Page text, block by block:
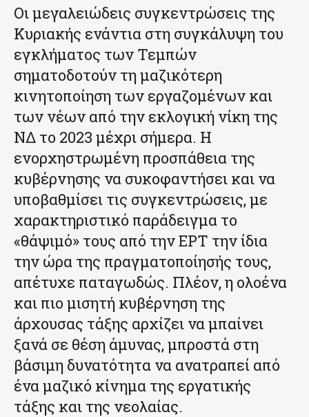
Οι μεγαλειώδεις συγκεντρώσεις της
Κυριακής ενάντια στη συγκάλυψη του
εγκλήματος των Τεμπών
σηματοδοτούν τη μαζικότερη
κινητοποίηση των εργαζομένων και
των νέων από την εκλογική νίκη της
ΝΔ το 2023 μέχρι σήμερα. Η
ενορχηστρωμένη προσπάθεια της
κυβέρνησης να συκοφαντήσει και να
υποβαθμίσει τις συγκεντρώσεις, με
χαρακτηριστικό παράδειγμα το
«θάψιμό» τους από την ΕΡΤ την ίδια
την ώρα της πραγματοποίησής τους,
απέτυχε παταγωδώς. Πλέον, η ολοένα
και πιο μισητή κυβέρνηση της
άρχουσας τάξης αρχίζει να μπαίνει
ξανά σε θέση άμυνας, μπροστά στη
βάσιμη δυνατότητα να ανατραπεί από
ένα μαζικό κίνημα της εργατικής
τάξης και της νεολαίας.